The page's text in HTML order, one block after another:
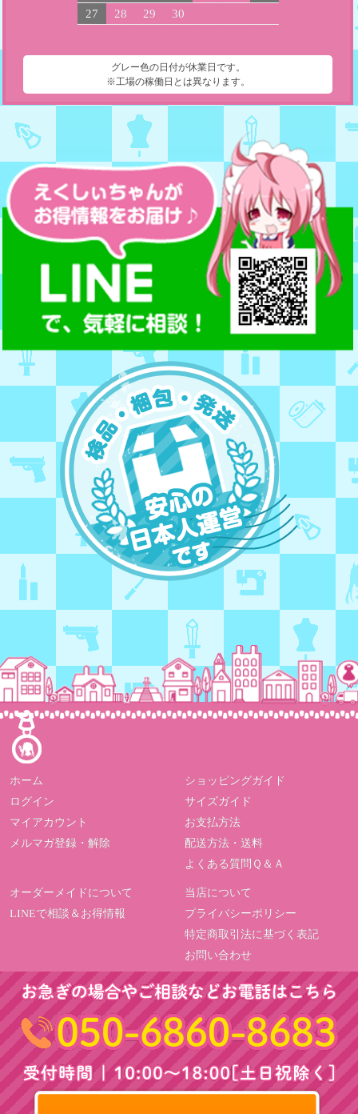
27
28 29 30
グレー色の日付が休業日です。
※工場の稼働日とは異なります。
ホーム
ログイン
マイアカウント
メルマガ登録・解除
ショッピングガイド
サイズガイド
お支払方法
配送方法・送料
よくある質問Ｑ＆Ａ
オーダーメイドについて
LINEで相談＆お得情報
当店について
プライバシーポリシー
特定商取引法に基づく表記
お問い合わせ